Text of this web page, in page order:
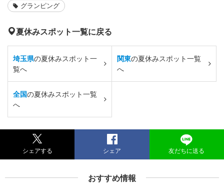
グランピング
夏休みスポット一覧に戻る
埼玉県の夏休みスポット一
覧へ
関東の夏休みスポット一覧
へ
全国の夏休みスポット一覧
へ
シェアする シェア 友だちに送る
おすすめ情報